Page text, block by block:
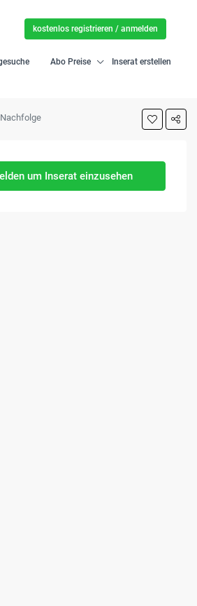
Abo Preise Inserat erstellen
kostenlos registrieren / anmelden
um Inserat einzusehen